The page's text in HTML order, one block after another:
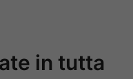
in tutta